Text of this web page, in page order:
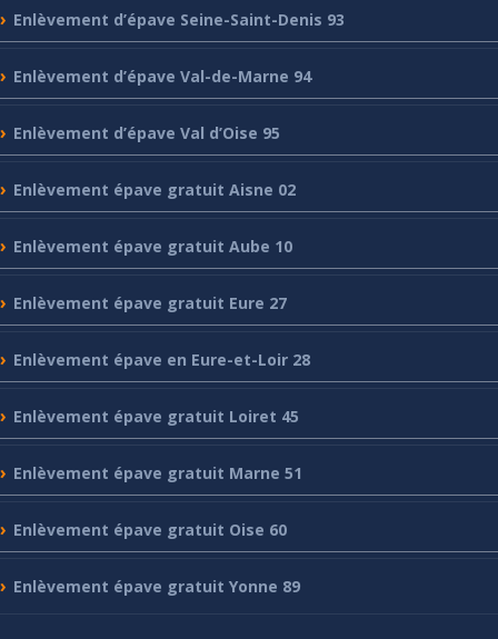
Enlèvement d’épave Seine-Saint-Denis 93
Enlèvement d’épave Val-de-Marne 94
Enlèvement d’épave Val d’Oise 95
Enlèvement épave gratuit Aisne 02
Enlèvement épave gratuit Aube 10
Enlèvement épave gratuit Eure 27
Enlèvement épave en Eure-et-Loir 28
Enlèvement épave gratuit Loiret 45
Enlèvement épave gratuit Marne 51
Enlèvement épave gratuit Oise 60
Enlèvement épave gratuit Yonne 89